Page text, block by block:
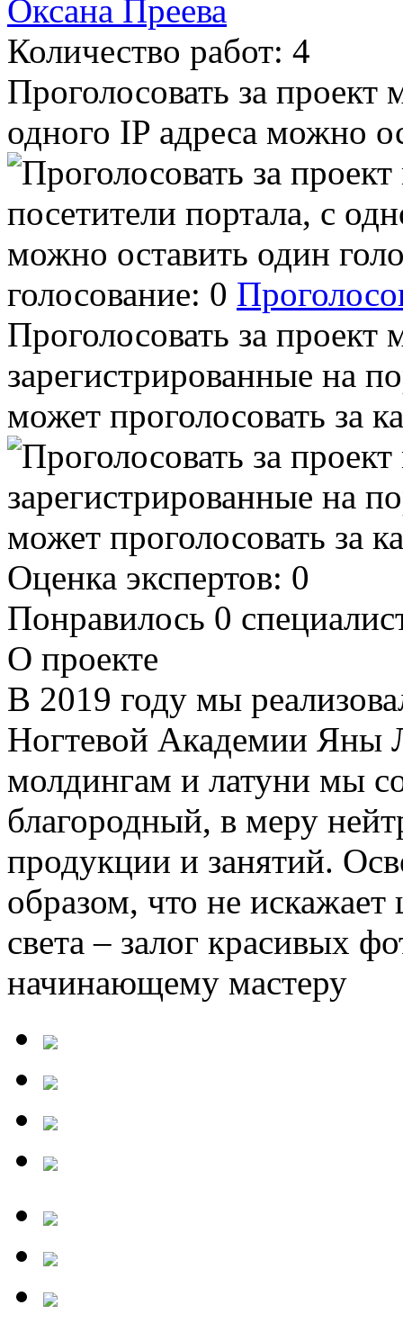
Оксана Преева
Количество работ: 4
Проголосовать за проект
одного IP адреса можно
голосование: 0
Проголосовать за проект
зарегистрированные на
может проголосовать за
Оценка экспертов: 0
Понравилось 0
О проекте
В 2019 году мы
Ногтевой Академии Яны
молдингам и латуни мы
благородный, в меру
продукции и занятий.
образом, что не искажает
света – залог красивых
начинающему мастеру